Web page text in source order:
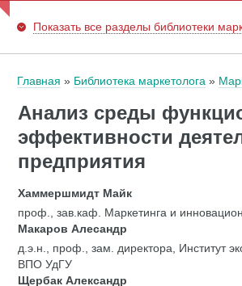
Показать все разделы библиотеки
Главная Библиотека маркетолога
Анализ среды
эффективности
предприятия
Хаммершмидт Майк
проф., зав.каф. Маркетинга и
Макаров Алесандр
д.э.н., проф., зам. директора, Институт
ВПО УдГУ
Щербак Александр